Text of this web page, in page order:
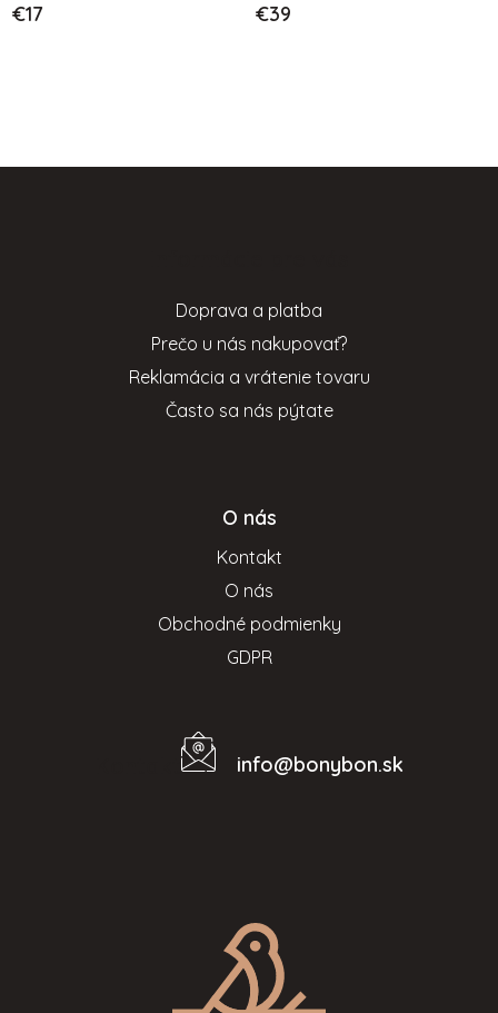
€17 €39
Doprava a platba
Prečo u nás nakupovať?
Reklamácia a vrátenie tovaru
Často sa nás pýtate
O nás
Kontakt
O nás
Obchodné podmienky
GDPR
info@bonybon.sk